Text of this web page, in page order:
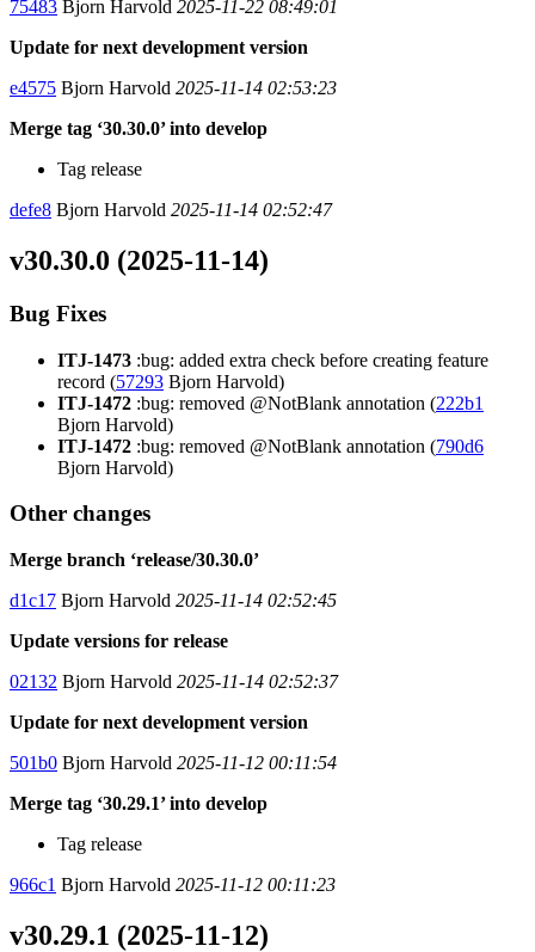
75483 Bjorn Harvold 2025-11-22 08:49:01
Update for next development version
e4575 Bjorn Harvold 2025-11-14 02:53:23
Merge tag ‘30.30.0’ into develop
Tag release
defe8 Bjorn Harvold 2025-11-14 02:52:47
v30.30.0 (2025-11-14)
Bug Fixes
ITJ-1473 :bug: added extra check before creating feature
record (57293 Bjorn Harvold)
ITJ-1472 :bug: removed @NotBlank annotation (222b1
Bjorn Harvold)
ITJ-1472 :bug: removed @NotBlank annotation (790d6
Bjorn Harvold)
Other changes
Merge branch ‘release/30.30.0’
d1c17 Bjorn Harvold 2025-11-14 02:52:45
Update versions for release
02132 Bjorn Harvold 2025-11-14 02:52:37
Update for next development version
501b0 Bjorn Harvold 2025-11-12 00:11:54
Merge tag ‘30.29.1’ into develop
Tag release
966c1 Bjorn Harvold 2025-11-12 00:11:23
v30.29.1 (2025-11-12)